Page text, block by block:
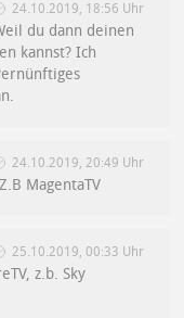
24.10.2019, 18:56 Uhr
du dann deinen
kannst? Ich
24.10.2019, 20:49 Uhr
MagentaTV
25.10.2019, 00:33 Uhr
z.b. Sky